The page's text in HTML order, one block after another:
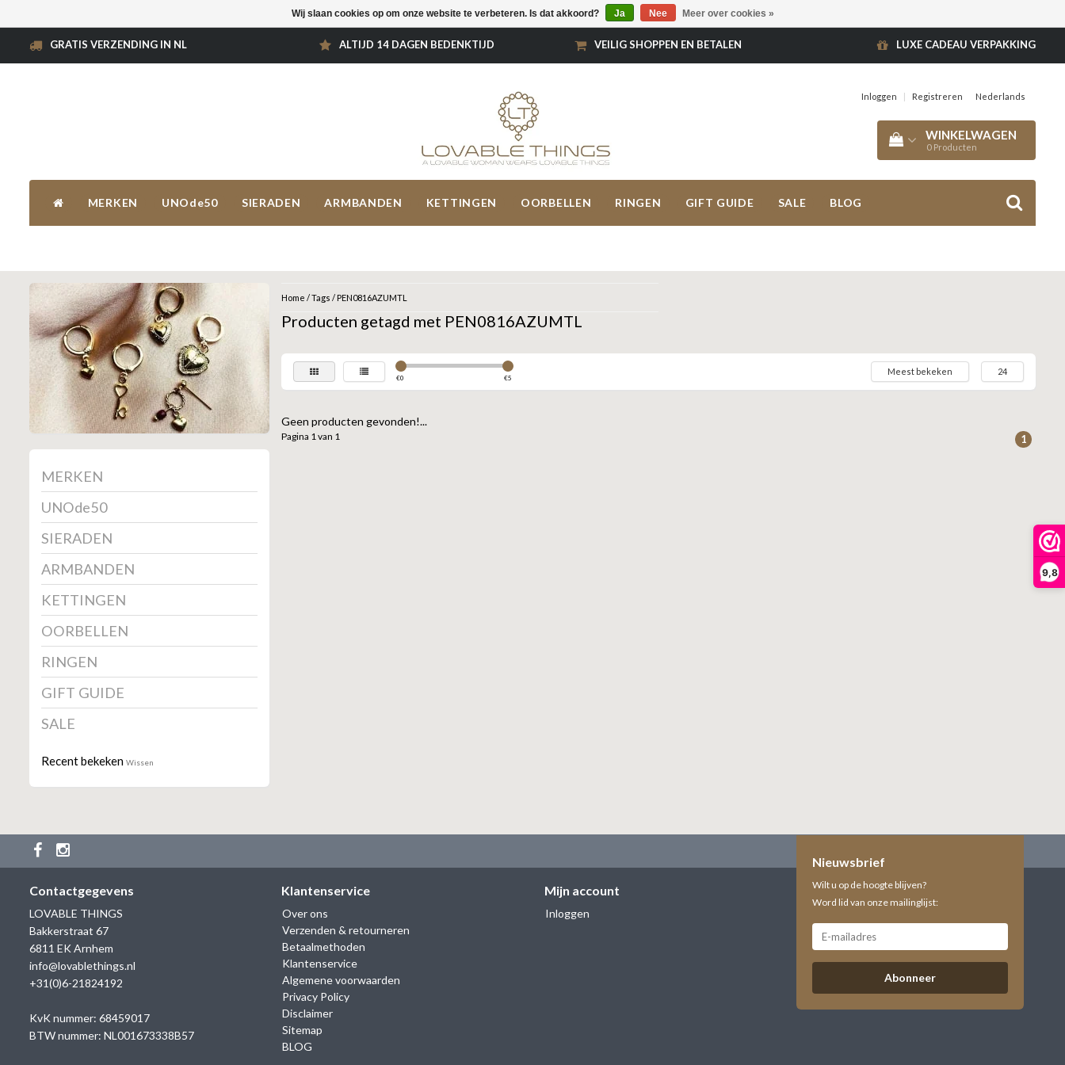
9,8
GRATIS VERZENDING IN NL ALTIJD 14 DAGEN BEDENKTIJD VEILIG SHOPPEN EN BETALEN LUXE CADEAU VERPAKKING
Inloggen | Registreren Nederlands
WINKELWAGEN
0 Producten
MERKEN UNOde50 SIERADEN ARMBANDEN KETTINGEN OORBELLEN RINGEN GIFT GUIDE SALE BLOG
MERKEN
UNOde50
SIERADEN
ARMBANDEN
KETTINGEN
OORBELLEN
RINGEN
GIFT GUIDE
SALE
Recent bekeken Wissen
Home /Tags / PEN0816AZUMTL
Producten getagd met PEN0816AZUMTL
€0 €5
Meest bekeken 24
Geen producten gevonden!...
Pagina 1 van 1 1
Contactgegevens
LOVABLE THINGS
Bakkerstraat 67
6811 EK Arnhem
info@lovablethings.nl
+31(0)6-21824192
KvK nummer: 68459017
BTW nummer: NL001673338B57
Klantenservice
Over ons
Verzenden & retourneren
Betaalmethoden
Klantenservice
Algemene voorwaarden
Privacy Policy
Disclaimer
Sitemap
BLOG
Mijn account
Inloggen
Nieuwsbrief
Wilt u op de hoogte blijven?
Word lid van onze mailinglijst:
Abonneer
Wij slaan cookies op om onze website te verbeteren. Is dat akkoord? Ja Nee Meer over cookies »